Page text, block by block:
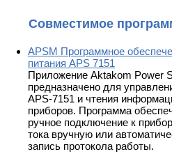
Совместимое
APSM Программное
питания APS 7151
Приложение Aktakom Power
предназначено для
APS-7151 и чтения
приборов. Программа
ручное подключение к
тока вручную или
запись протокола работы.